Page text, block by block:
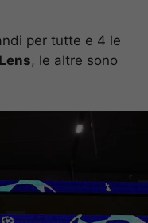
per tutte e 4 le
Lens, le altre sono